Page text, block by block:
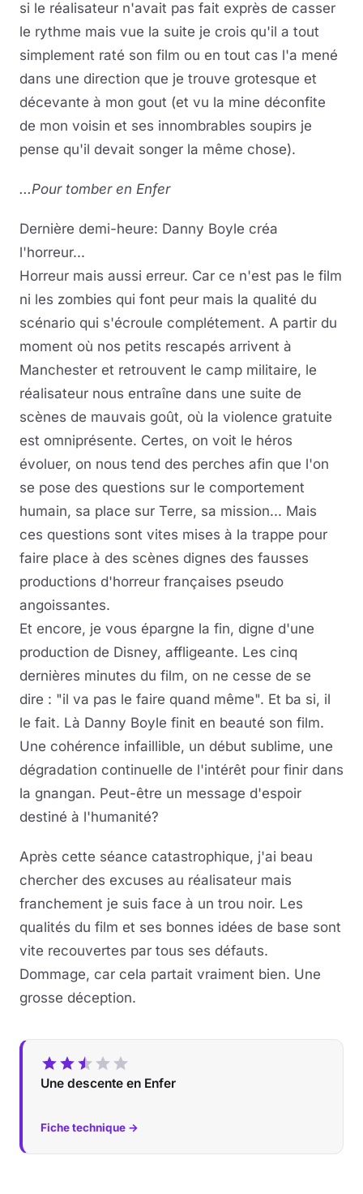
si le réalisateur n'avait pas fait exprès de casser
le rythme mais vue la suite je crois qu'il a tout
simplement raté son film ou en tout cas l'a mené
dans une direction que je trouve grotesque et
décevante à mon gout (et vu la mine déconfite
de mon voisin et ses innombrables soupirs je
pense qu'il devait songer la même chose).
...Pour tomber en Enfer
Dernière demi-heure: Danny Boyle créa
l'horreur...
Horreur mais aussi erreur. Car ce n'est pas le film
ni les zombies qui font peur mais la qualité du
scénario qui s'écroule complétement. A partir du
moment où nos petits rescapés arrivent à
Manchester et retrouvent le camp militaire, le
réalisateur nous entraîne dans une suite de
scènes de mauvais goût, où la violence gratuite
est omniprésente. Certes, on voit le héros
évoluer, on nous tend des perches afin que l'on
se pose des questions sur le comportement
humain, sa place sur Terre, sa mission... Mais
ces questions sont vites mises à la trappe pour
faire place à des scènes dignes des fausses
productions d'horreur françaises pseudo
angoissantes.
Et encore, je vous épargne la fin, digne d'une
production de Disney, affligeante. Les cinq
dernières minutes du film, on ne cesse de se
dire : "il va pas le faire quand même". Et ba si, il
le fait. Là Danny Boyle finit en beauté son film.
Une cohérence infaillible, un début sublime, une
dégradation continuelle de l'intérêt pour finir dans
la gnangan. Peut-être un message d'espoir
destiné à l'humanité?
Après cette séance catastrophique, j'ai beau
chercher des excuses au réalisateur mais
franchement je suis face à un trou noir. Les
qualités du film et ses bonnes idées de base sont
vite recouvertes par tous ses défauts.
Dommage, car cela partait vraiment bien. Une
grosse déception.
Une descente en Enfer
Fiche technique →